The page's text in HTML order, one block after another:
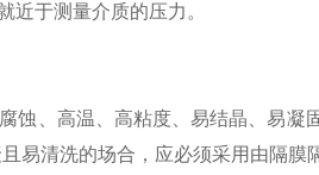
于测量介质的压力。
蚀、高温、高粘度、易结晶、易凝
易清洗的场合，应必须采用由隔膜